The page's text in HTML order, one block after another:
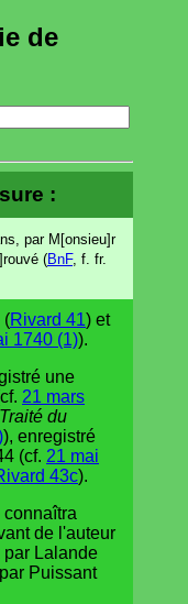
de
:
par M[onsieu]r
(BnF, f. fr.
(Rivard 41) et
1740 (1)).
une
21 mars
Traité du
), enregistré
(cf. 21 mai
43c).
connaîtra
de l'auteur
par Lalande
Puissant